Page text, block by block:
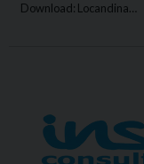
Download: Locandina…